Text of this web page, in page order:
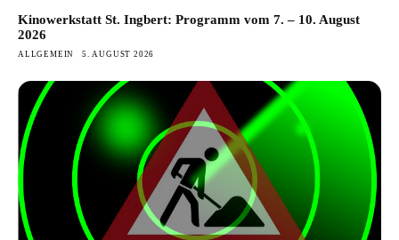
Kinowerkstatt St. Ingbert: Programm vom 7. – 10. August
2026
ALLGEMEIN 5. AUGUST 2026